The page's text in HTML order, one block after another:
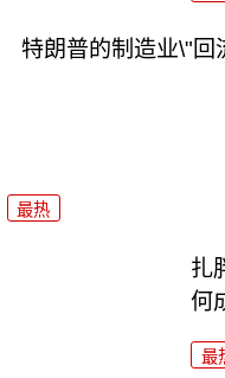
特朗普的制造业\"回
最热
扎
何
最